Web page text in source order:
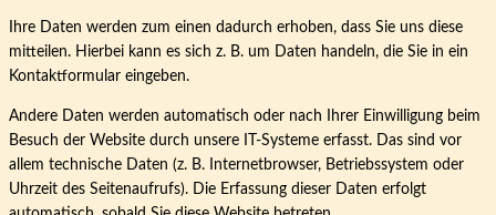
Ihre Daten werden zum einen dadurch erhoben, dass Sie uns diese
mitteilen. Hierbei kann es sich z. B. um Daten handeln, die Sie in ein
Kontaktformular eingeben.
Andere Daten werden automatisch oder nach Ihrer Einwilligung beim
Besuch der Website durch unsere IT-Systeme erfasst. Das sind vor
allem technische Daten (z. B. Internetbrowser, Betriebssystem oder
Uhrzeit des Seitenaufrufs). Die Erfassung dieser Daten erfolgt